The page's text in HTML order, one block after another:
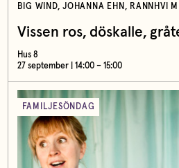
BIG WIND, JOHANNA EHN, RANNHVI
Vissen ros, döskalle,
Hus 8
27 september | 14:00 – 15:00
FAMILJESÖNDAG